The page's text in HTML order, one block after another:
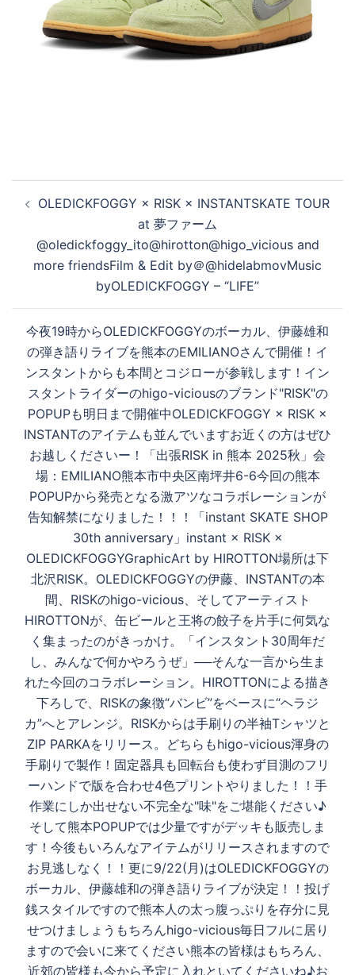
稿
シ
ョ
ン
OLEDICKFOGGY × RISK × INSTANTSKATE TOUR
at 夢ファーム
@oledickfoggy_ito@hirotton@higo_vicious and
more friendsFilm & Edit by＠@hidelabmovMusic
byOLEDICKFOGGY – “LIFE”
今夜19時からOLEDICKFOGGYのボーカル、伊藤雄和
の弾き語りライブを熊本のEMILIANOさんで開催！イ
ンスタントからも本間とコジローが参戦します！イン
スタントライダーのhigo-viciousのブランド"RISK"の
POPUPも明日まで開催中OLEDICKFOGGY × RISK ×
INSTANTのアイテムも並んでいます️お近くの方はぜひ
お越しくださいー！「出張RISK in 熊本 2025秋」会
場：EMILIANO熊本市中央区南坪井6-6今回の熊本
POPUPから発売となる激アツなコラボレーションが
告知解禁になりました！！！「instant SKATE SHOP
30th anniversary」instant × RISK ×
OLEDICKFOGGYGraphicArt by HIROTTON場所は下
北沢RISK。OLEDICKFOGGYの伊藤、INSTANTの本
間、RISKのhigo-vicious、そしてアーティスト
HIROTTONが、缶ビールと王将の餃子を片手に何気な
く集まったのがきっかけ。「インスタント30周年だ
し、みんなで何かやろうぜ」──そんな一言から生ま
れた今回のコラボレーション。HIROTTONによる描き
下ろしで、RISKの象徴“バンビ”をベースに“ヘラジ
カ”へとアレンジ。RISKからは手刷りの半袖Tシャツと
ZIP PARKAをリリース。どちらもhigo-vicious渾身の
手刷りで製作！固定器具も回転台も使わず目測のフリ
ーハンドで版を合わせ4色プリントやりました！！手
作業にしか出せない不完全な"味"をご堪能ください♪
そして熊本POPUPでは少量ですがデッキも販売しま
す！今後もいろんなアイテムがリリースされますので
お見逃しなく！！更に9/22(月)はOLEDICKFOGGYの
ボーカル、伊藤雄和の弾き語りライブが決定！！投げ
銭スタイルですので熊本人の太っ腹っぷりを存分に見
せつけましょうもちろんhigo-vicious毎日フルに居り
ますので会いに来てください熊本の皆様はもちろん、
近郊の皆様も今から予定に入れといてくださいね♪お